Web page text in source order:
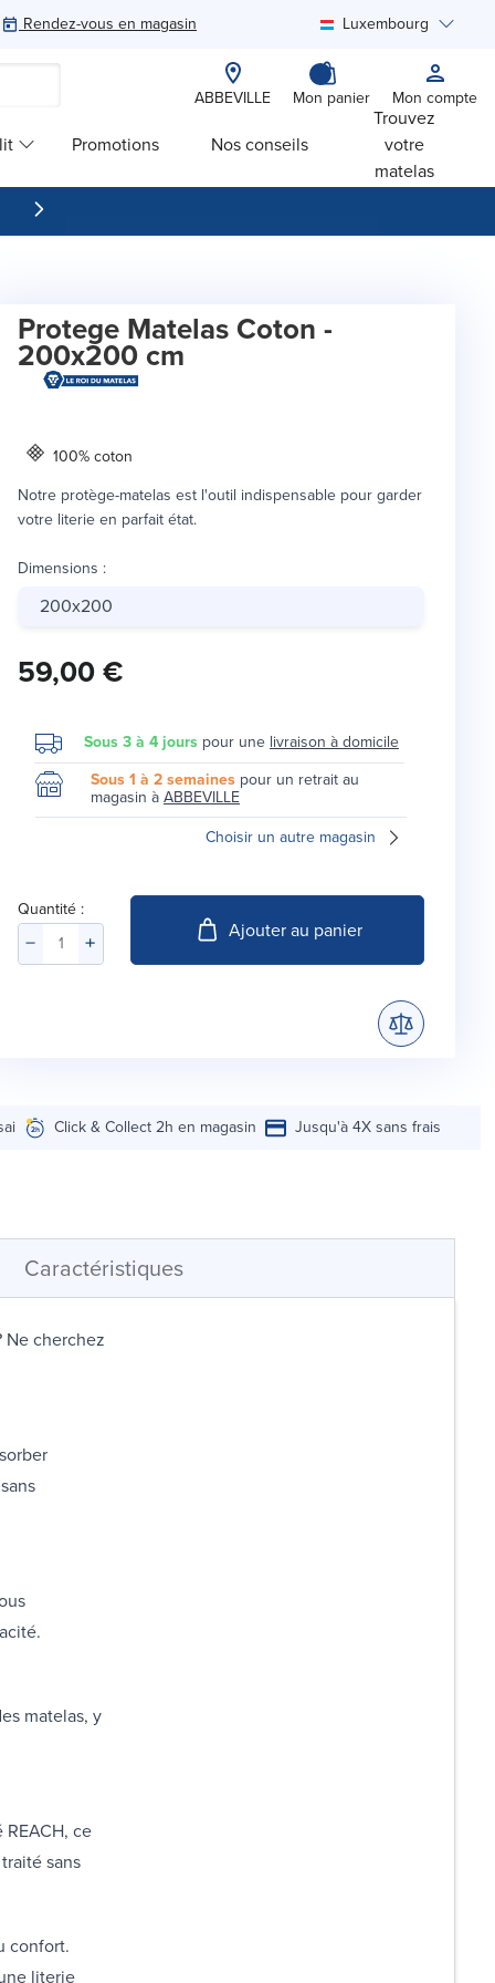
Rendez-vous en magasin Luxembourg
ABBEVILLE Mon panier Mon compte
Promotions Nos conseils
Trouvez
votre
matelas
Protege Matelas Coton -
200x200 cm
100% coton
Notre protège-matelas est l'outil indispensable pour garder
votre literie en parfait état.
Dimensions :
200x200
59,00 €
Sous 3 à 4 jours pour unelivraison à domicile
Sous 1 à 2 semaines pour un retrait au
magasin àABBEVILLE
Choisir un autre magasin
Quantité :
Ajouter au panier
Click & Collect 2h en magasin Jusqu'à 4X sans frais
Caractéristiques
cherchez
matelas, y
ce
sans
confort.
literie